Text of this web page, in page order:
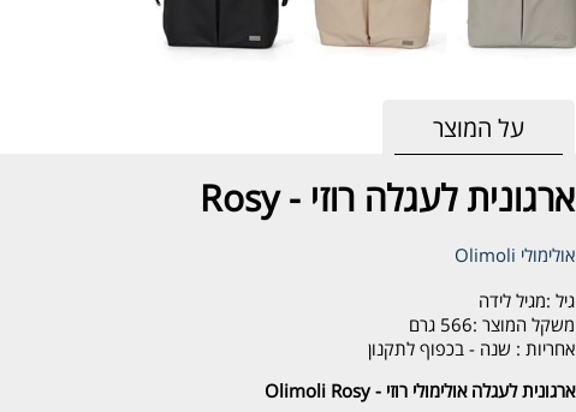
על המוצר
ארגונית לעגלה רוזי - Rosy
אולימולי Olimoli
גיל :מגיל לידה
משקל המוצר :566 גרם
אחריות : שנה - בכפוף לתקנון
ארגונית לעגלה אולימולי רוזי - Olimoli Rosy